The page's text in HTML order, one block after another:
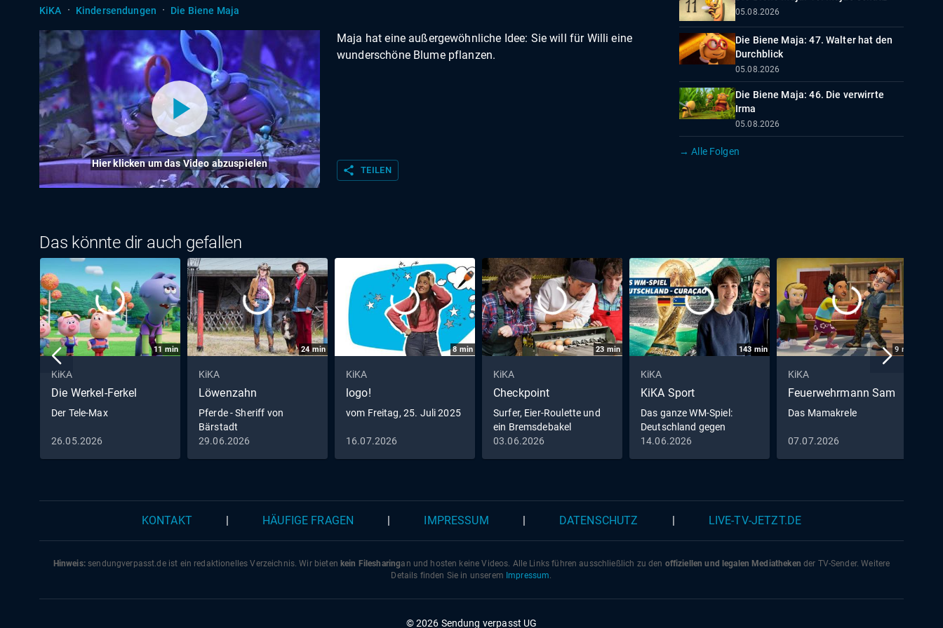
KiKA
· Kindersendungen · Die Biene Maja
Hier klicken um das Video abzuspielen
Maja hat eine außergewöhnliche Idee: Sie will für Willi eine
wunderschöne Blume pflanzen.
share TEILEN
05.08.2026
Die Biene Maja: 47. Walter hat den
Durchblick
05.08.2026
Die Biene Maja: 46. Die verwirrte
Irma
05.08.2026
→ Alle Folgen
Das könnte dir auch gefallen
11 min
KiKA
Die Werkel-Ferkel
Der Tele-Max
26.05.2026
24min
KiKA
Löwenzahn
Pferde - Sheriff von
Bärstadt
29.06.2026
8 min
KiKA
logo!
vom Freitag, 25. Juli 2025
16.07.2026
23 min
KiKA
Checkpoint
Surfer, Eier-Roulette und
ein Bremsdebakel
03.06.2026
143 min
KiKA
KiKA Sport
Das ganze WM-Spiel:
Deutschland gegen
Curaçao
14.06.2026
9 min
KiKA
Feuerwehrmann Sam
Das Mamakrele
07.07.2026
KONTAKT HÄUFIGE FRAGEN IMPRESSUM DATENSCHUTZ LIVE-TV-JETZT.DE
Hinweis:sendungverpasst.deist ein redaktionelles Verzeichnis. Wir bieten kein Filesharingan und hosten keine Videos. Alle Links führen ausschließlich zu den offiziellen und legalen Mediatheken der TV-Sender. Weitere
Details finden Sie in unserem Impressum.
© 2026 Sendung verpasst UG